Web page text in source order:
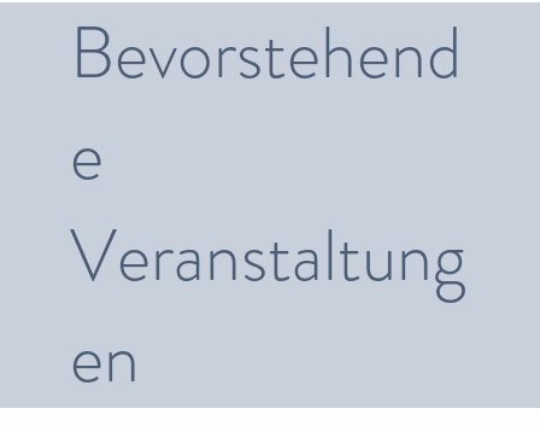
Bevorstehend
e
Veranstaltung
en